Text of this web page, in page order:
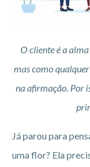
O cliente é a alma
mas como
na afirmação. Por
Já parou para
uma flor? Ela